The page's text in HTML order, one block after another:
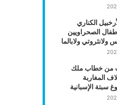
الكناري
الصحراويين
ولانثروتي ولابالما
من خطاب ملك
المغاربة
سبتة الإسبانية